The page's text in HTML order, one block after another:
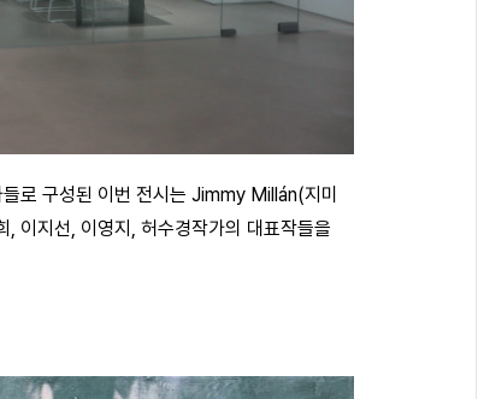
로 구성된 이번 전시는 Jimmy Millán(지미
지선, 이영지, 허수경작가의 대표작들을